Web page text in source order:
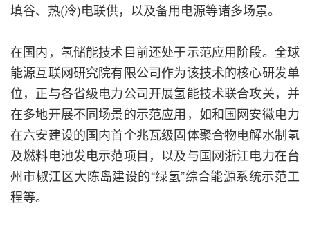
填谷、热(冷)电联供，以及备用电源等诸多场景。
在国内，氢储能技术目前还处于示范应用阶段。全球
能源互联网研究院有限公司作为该技术的核心研发单
位，正与各省级电力公司开展氢能技术联合攻关，并
在多地开展不同场景的示范应用，如和国网安徽电力
在六安建设的国内首个兆瓦级固体聚合物电解水制氢
及燃料电池发电示范项目，以及与国网浙江电力在台
州市椒江区大陈岛建设的“绿氢”综合能源系统示范工
程等。